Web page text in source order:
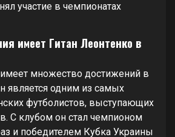
участие в чемпионатах
имеет Гитан Леонтенко в
имеет множество достижений в
является одним из самых
футболистов, выступающих
С клубом он стал чемпионом
и победителем Кубка Украины